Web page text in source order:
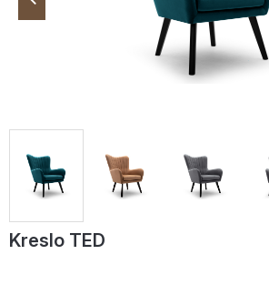
Kreslo TED